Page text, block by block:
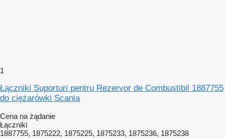
1
Łączniki Suporturi pentru Rezervor de Combustibil 1887755
do ciężarówki Scania
Cena na żądanie
Łączniki
1887755, 1875222, 1875225, 1875233, 1875236, 1875238